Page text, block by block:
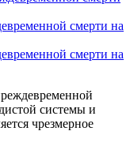
смерти на
смерти на
системы и
чрезмерное